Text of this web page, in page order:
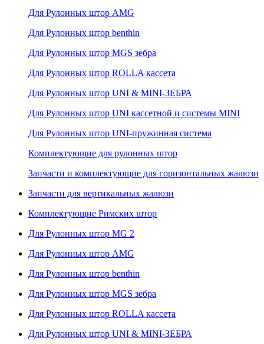
Для Рулонных штор AMG
Для Рулонных штор benthin
Для Рулонных штор MGS зебра
Для Рулонных штор ROLLA кассета
Для Рулонных штор UNI & MINI-ЗЕБРА
Для Рулонных штор UNI кассетной и системы MINI
Для Рулонных штор UNI-пружинная система
Комплектующие для рулонных штор
Запчасти и комплектующие для горизонтальных жалюзи
Запчасти для вертикальных жалюзи
Комплектующие Римских штор
Для Рулонных штор MG 2
Для Рулонных штор AMG
Для Рулонных штор benthin
Для Рулонных штор MGS зебра
Для Рулонных штор ROLLA кассета
Для Рулонных штор UNI & MINI-ЗЕБРА